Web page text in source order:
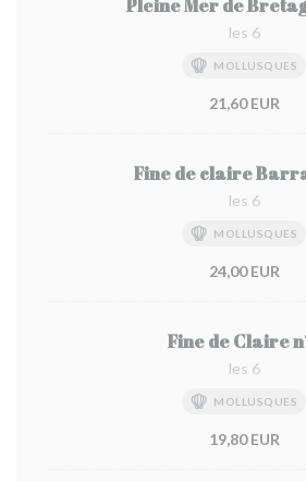
Pleine Mer de
les 6
MOLLUSQUES
21,60 EUR
Fine de claire
les 6
MOLLUSQUES
24,00 EUR
Fine de Claire
les 6
MOLLUSQUES
19,80 EUR